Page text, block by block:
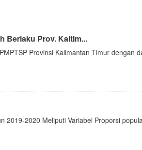
Berlaku Prov. Kaltim...
Provinsi Kalimantan Timur dengan
2019-2020 Meliputi Variabel Proporsi